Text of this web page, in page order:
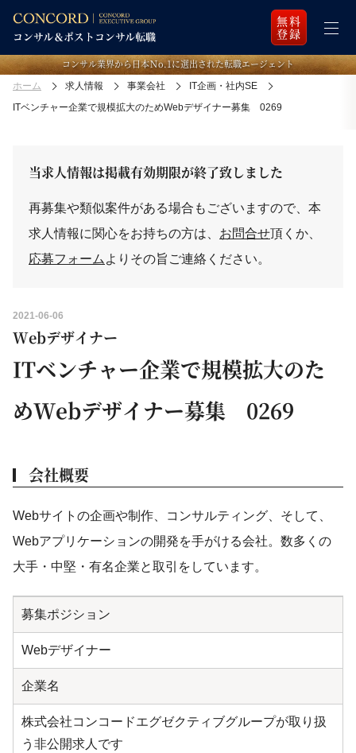
無料
登録
コンサル業界から日本Ｎo.1に選出された転職エージェント
ホーム 求人情報 事業会社
IT企画・社内SE
ITベンチャー企業で規模拡大のためWebデザイナー募集 0269
当求人情報は掲載有効期限が終了致しました
再募集や類似案件がある場合もございますので、本
求人情報に関心をお持ちの方は、 お問合せ頂くか、
応募フォーム よりその旨ご連絡ください。
2021-06-06
Webデザイナー
ITベンチャー企業で規模拡大のた
めWebデザイナー募集 0269
会社概要
Webサイトの企画や制作、コンサルティング、そして、
Webアプリケーションの開発を手がける会社。数多くの
大手・中堅・有名企業と取引をしています。
募集ポジション
Webデザイナー
企業名
株式会社コンコードエグゼクティブグループが取り扱
う非公開求人です